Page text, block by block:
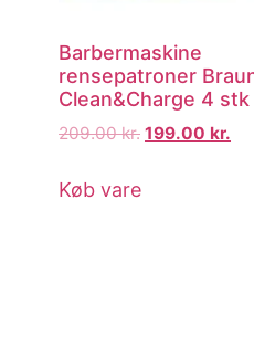
Barbermaskine
rensepatroner
Clean&Charge 4 stk
209.00kr. 199.00 kr.
Køb vare